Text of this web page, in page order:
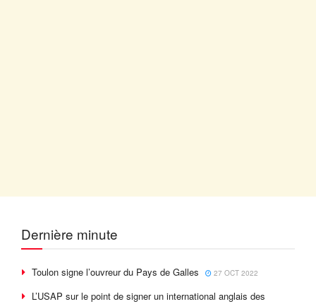
Dernière minute
Toulon signe l’ouvreur du Pays de Galles 27 OCT 2022
L’USAP sur le point de signer un international anglais des